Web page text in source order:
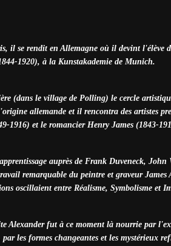
il se rendit en Allemagne où il devint l'élève
1920), à la Kunstakademie de Munich.
(dans le village de Polling) le cercle
allemande et il rencontra des artistes
1916) et le romancier Henry James (1843-
auprès de Frank Duveneck,
remarquable du peintre et graveur
oscillaient entre Réalisme, Symbolisme et
Alexander fut à ce moment là nourrie par
les formes changeantes et les mystérieux